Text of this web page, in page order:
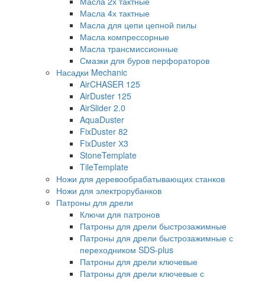
Масла 4х тактные
Масла для цепи цепной пилы
Масла компрессорные
Масла трансмиссионные
Смазки для буров перфораторов
Насадки Mechanic
AirCHASER 125
AirDuster 125
AirSlider 2.0
AquaDuster
FixDuster 82
FixDuster Х3
StoneTemplate
TileTemplate
Ножи для деревообрабатывающих станков
Ножи для электрорубанков
Патроны для дрели
Ключи для патронов
Патроны для дрели быстрозажимные
Патроны для дрели быстрозажимные с
переходником SDS-plus
Патроны для дрели ключевые
Патроны для дрели ключевые с